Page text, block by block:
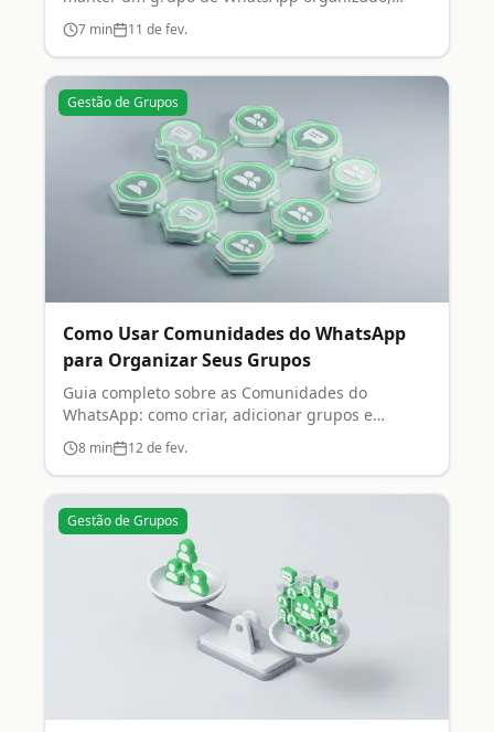
respeitoso e engajado.
7 min 11 de fev.
Gestão de Grupos
Como Usar Comunidades do WhatsApp
para Organizar Seus Grupos
Guia completo sobre as Comunidades do
WhatsApp: como criar, adicionar grupos e
gerenciar sua comunidade.
8 min 12 de fev.
Gestão de Grupos